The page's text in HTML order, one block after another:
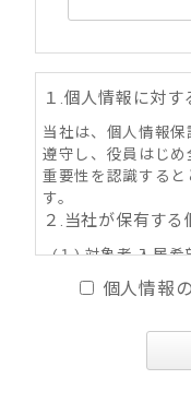
１.個人情報に対
当社は、個人情報保
遵守し、役員はじ
重要性を認識する
す。
２.当社が保有する
(１) 対象者 入居希
家族・同居人
(２) 取得情報内容
アドレス）・
個人情報